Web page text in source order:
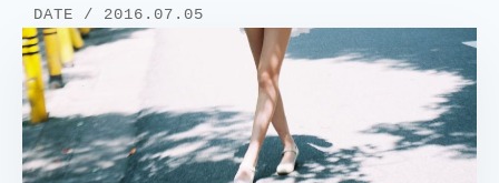
DATE / 2016.07.05